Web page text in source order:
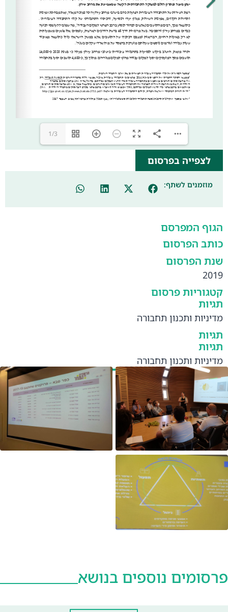
1/3
לצפייה בפרסום
מוזמנים לשתף:
הגוף המפרסם
כותב הפרסום
שנת הפרסום
2019
קטגוריות פרסום
תגיות
מדיניות ותכנון תחבורה
תגיות
תגיות
מדיניות ותכנון תחבורה
פרסומים נוספים בנושא